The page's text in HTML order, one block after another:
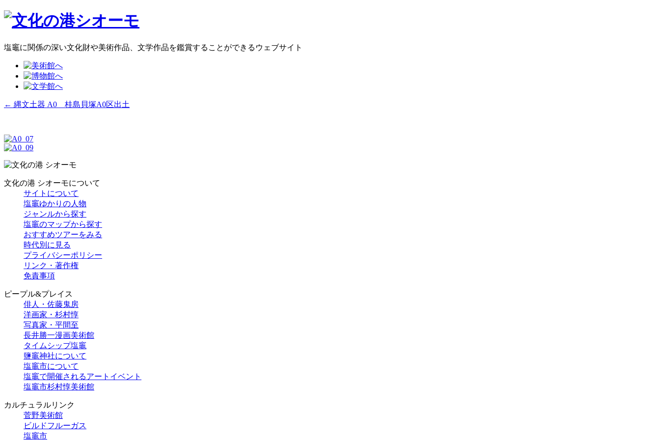
塩竈に関係の深い文化財や美術作品、文学作品を鑑賞することができるウェブサイト
← 縄文土器 A0 桂島貝塚A0区出土
文化の港 シオーモについて
サイトについて
塩竈ゆかりの人物
ジャンルから探す
塩竈のマップから探す
おすすめツアーをみる
時代別に見る
プライバシーポリシー
リンク・著作権
免責事項
ピープル&プレイス
俳人・佐藤鬼房
洋画家・杉村惇
写真家・平間至
長井勝一漫画美術館
タイムシップ塩竈
鹽竈神社について
塩竈市について
塩竈で開催されるアートイベント
塩竈市杉村惇美術館
カルチュラルリンク
菅野美術館
ビルドフルーガス
塩竈市